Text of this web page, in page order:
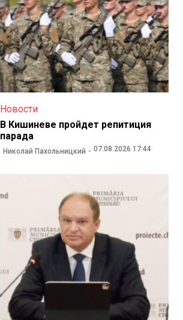
Новости
В Кишиневе пройдет репитиция
парада
Николай Пахольницкий 07.08.2026 17:44